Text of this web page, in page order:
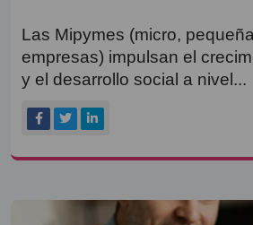
Las Mipymes (micro,
empresas) impulsan el
y el desarrollo social a nivel...